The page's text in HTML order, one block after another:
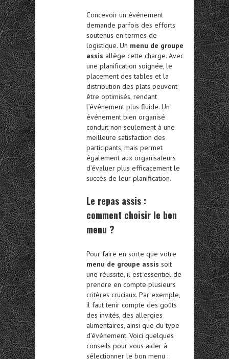
Concevoir un événement
demande parfois des efforts
soutenus en termes de
logistique. Un menu de groupe
assis allège cette charge. Avec
une planification soignée, le
placement des tables et la
distribution des plats peuvent
être optimisés, rendant
l’événement plus fluide. Un
événement bien organisé
conduit non seulement à une
meilleure satisfaction des
participants, mais permet
également aux organisateurs
d’évaluer plus efficacement le
succès de leur planification.
Le repas assis :
comment choisir le bon
menu ?
Pour faire en sorte que votre
menu de groupe assis soit
une réussite, il est essentiel de
prendre en compte plusieurs
critères cruciaux. Par exemple,
il faut tenir compte des goûts
des invités, des allergies
alimentaires, ainsi que du type
d’événement. Voici quelques
conseils pour vous aider à
sélectionner le bon menu :